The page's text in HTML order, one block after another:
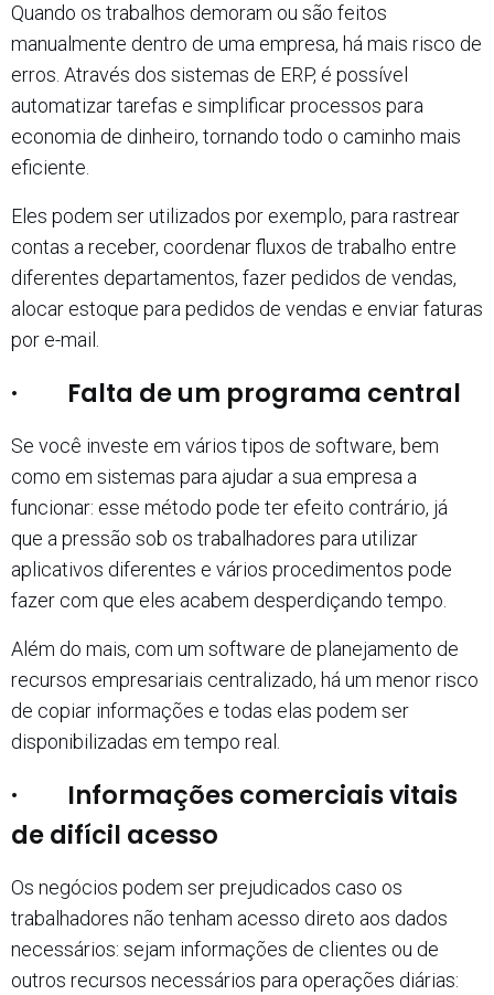
Quando os trabalhos demoram ou são feitos
manualmente dentro de uma empresa, há mais risco de
erros. Através dos sistemas de ERP, é possível
automatizar tarefas e simplificar processos para
economia de dinheiro, tornando todo o caminho mais
eficiente.
Eles podem ser utilizados por exemplo, para rastrear
contas a receber, coordenar fluxos de trabalho entre
diferentes departamentos, fazer pedidos de vendas,
alocar estoque para pedidos de vendas e enviar faturas
por e-mail.
· Falta de um programa central
Se você investe em vários tipos de software, bem
como em sistemas para ajudar a sua empresa a
funcionar: esse método pode ter efeito contrário, já
que a pressão sob os trabalhadores para utilizar
aplicativos diferentes e vários procedimentos pode
fazer com que eles acabem desperdiçando tempo.
Além do mais, com um software de planejamento de
recursos empresariais centralizado, há um menor risco
de copiar informações e todas elas podem ser
disponibilizadas em tempo real.
· Informações comerciais vitais
de difícil acesso
Os negócios podem ser prejudicados caso os
trabalhadores não tenham acesso direto aos dados
necessários: sejam informações de clientes ou de
outros recursos necessários para operações diárias: